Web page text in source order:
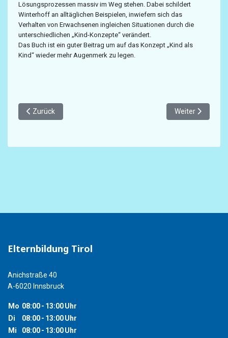
Lösungsprozessen massiv im Weg stehen. Dabei schildert
Winterhoff an alltäglichen Beispielen, inwiefern sich das
Verhalten von Erwachsenen ingleichen Situationen durch die
unterschiedlichen „Kind-Konzepte“ verändert.
Das Buch ist ein guter Beitrag um auf das Konzept „Kind als
Kind“ wieder mehr Augenmerk zu legen.
Vorheriger Beitrag: iBrain
Zurück Nächster
Weiter
Elternbildung Tirol
Anichstraße 40
A-6020 Innsbruck
Mo 08:00- 13:00Uhr
Di
08:00- 13:00Uhr
Mi
08:00- 13:00Uhr